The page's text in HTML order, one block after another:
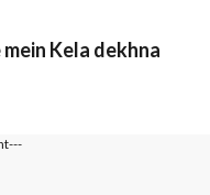
Kela dekhna